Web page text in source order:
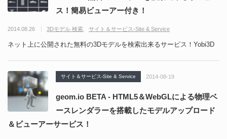
ス！簡易ビューアー付き！
2014.08.26 3Dモデル 検索 サイト＆サービス-Site & Service
ネット上に公開された無料の3Dモデルを検索出来るサービス！Yobi3D
サイト＆サービス-Site & Service 2014-08-19
geom.io BETA - HTML5＆WebGLによる物理ベ
ースレンダラーを搭載したモデルアップロード
＆ビューアーサービス！